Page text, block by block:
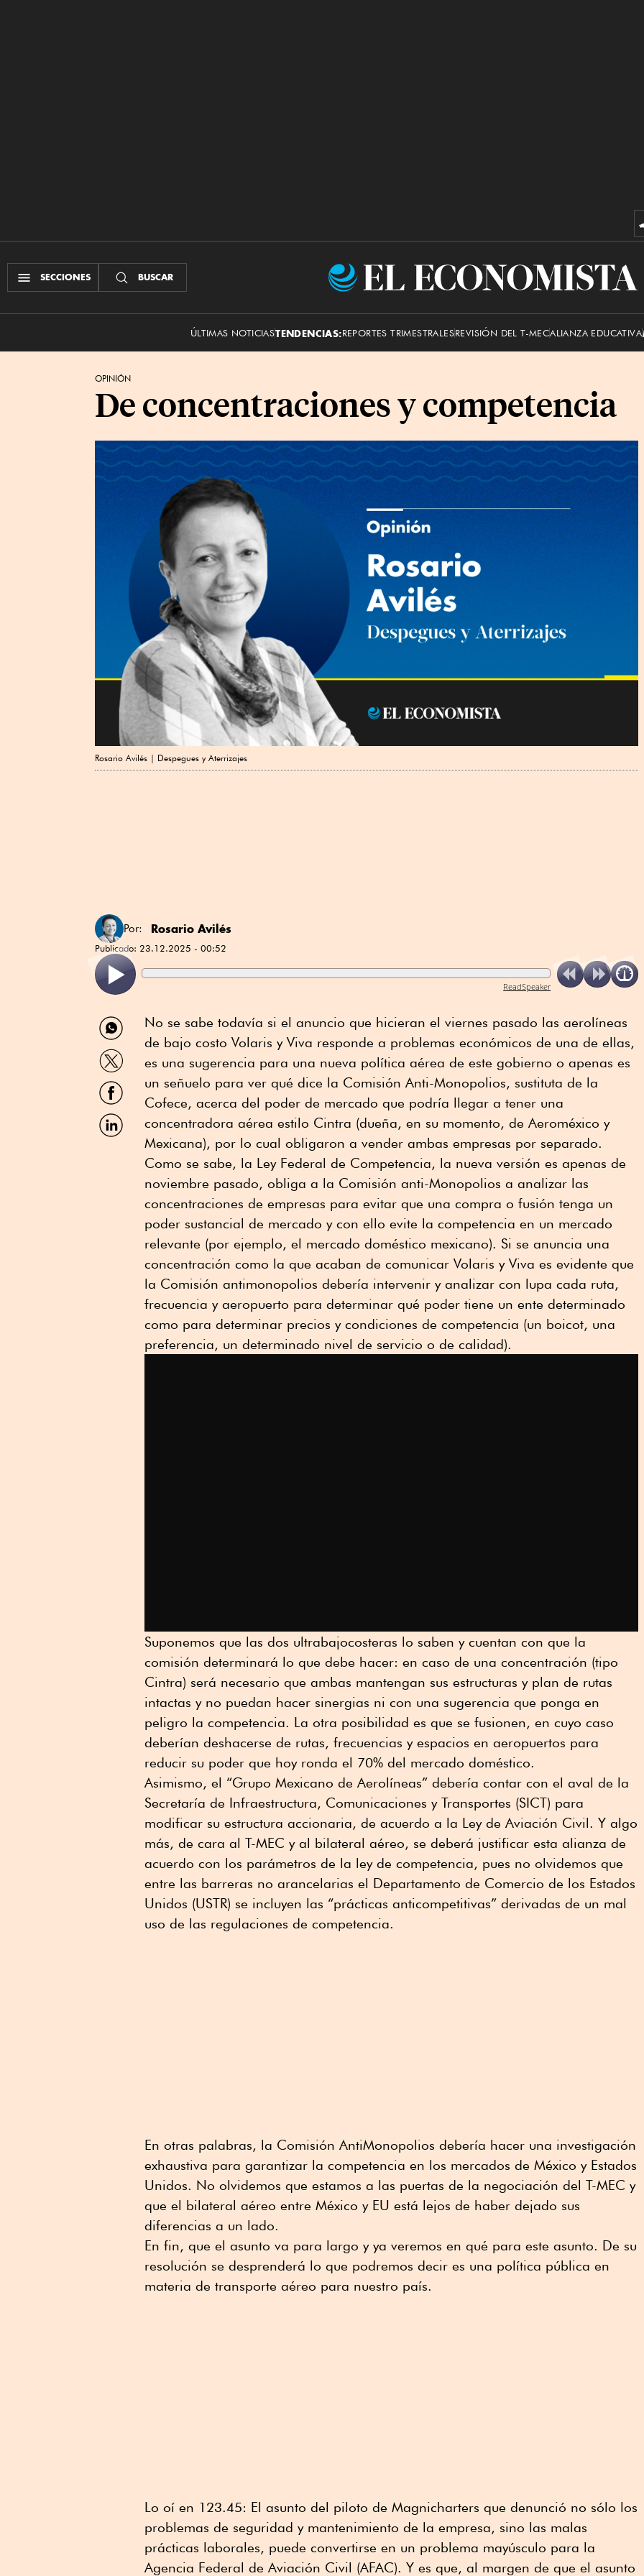
SECCIONES BUSCAR
El
ÚLTIMAS NOTICIASTENDENCIAS:REPORTES TRIMESTRALESREVISIÓN DEL T-MECALIANZA EDUCATIVA
OPINIÓN
De concentraciones y competencia
Rosario Avilés | Despegues y Aterrizajes
Por: Rosario Avilés
Publicado: 23.12.2025 - 00:52
ReadSpeaker
Compartir
por
WhatsApp
Compartir
por
Twitter
Compartir
por
Facebook
Compartir
por
No se sabe todavía si el anuncio que hicieran el viernes pasado las aerolíneas
de bajo costo Volaris y Viva responde a problemas económicos de una de ellas,
es una sugerencia para una nueva política aérea de este gobierno o apenas es
un señuelo para ver qué dice la Comisión Anti-Monopolios, sustituta de la
Cofece, acerca del poder de mercado que podría llegar a tener una
concentradora aérea estilo Cintra (dueña, en su momento, de Aeroméxico y
Mexicana), por lo cual obligaron a vender ambas empresas por separado.
Como se sabe, la Ley Federal de Competencia, la nueva versión es apenas de
noviembre pasado, obliga a la Comisión anti-Monopolios a analizar las
concentraciones de empresas para evitar que una compra o fusión tenga un
poder sustancial de mercado y con ello evite la competencia en un mercado
relevante (por ejemplo, el mercado doméstico mexicano). Si se anuncia una
concentración como la que acaban de comunicar Volaris y Viva es evidente que
la Comisión antimonopolios debería intervenir y analizar con lupa cada ruta,
frecuencia y aeropuerto para determinar qué poder tiene un ente determinado
como para determinar precios y condiciones de competencia (un boicot, una
preferencia, un determinado nivel de servicio o de calidad).
Suponemos que las dos ultrabajocosteras lo saben y cuentan con que la
comisión determinará lo que debe hacer: en caso de una concentración (tipo
Cintra) será necesario que ambas mantengan sus estructuras y plan de rutas
intactas y no puedan hacer sinergias ni con una sugerencia que ponga en
peligro la competencia. La otra posibilidad es que se fusionen, en cuyo caso
deberían deshacerse de rutas, frecuencias y espacios en aeropuertos para
reducir su poder que hoy ronda el 70% del mercado doméstico.
Asimismo, el “Grupo Mexicano de Aerolíneas” debería contar con el aval de la
Secretaría de Infraestructura, Comunicaciones y Transportes (SICT) para
modificar su estructura accionaria, de acuerdo a la Ley de Aviación Civil. Y algo
más, de cara al T-MEC y al bilateral aéreo, se deberá justificar esta alianza de
acuerdo con los parámetros de la ley de competencia, pues no olvidemos que
entre las barreras no arancelarias el Departamento de Comercio de los Estados
Unidos (USTR) se incluyen las “prácticas anticompetitivas” derivadas de un mal
uso de las regulaciones de competencia.
En otras palabras, la Comisión AntiMonopolios debería hacer una investigación
exhaustiva para garantizar la competencia en los mercados de México y Estados
Unidos. No olvidemos que estamos a las puertas de la negociación del T-MEC y
que el bilateral aéreo entre México y EU está lejos de haber dejado sus
diferencias a un lado.
En fin, que el asunto va para largo y ya veremos en qué para este asunto. De su
resolución se desprenderá lo que podremos decir es una política pública en
materia de transporte aéreo para nuestro país.
Lo oí en 123.45: El asunto del piloto de Magnicharters que denunció no sólo los
problemas de seguridad y mantenimiento de la empresa, sino las malas
prácticas laborales, puede convertirse en un problema mayúsculo para la
Agencia Federal de Aviación Civil (AFAC). Y es que, al margen de que el asunto